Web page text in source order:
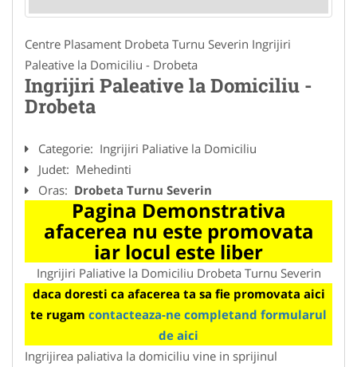
Centre Plasament Drobeta Turnu Severin Ingrijiri
Paleative la Domiciliu - Drobeta
Ingrijiri Paleative la Domiciliu -
Drobeta
Categorie: Ingrijiri Paliative la Domiciliu
Judet: Mehedinti
Oras: Drobeta Turnu Severin
Pagina Demonstrativa
afacerea nu este promovata
iar locul este liber
Ingrijiri Paliative la Domiciliu Drobeta Turnu Severin
daca doresti ca afacerea ta sa fie promovata aici
te rugam contacteaza-ne completand formularul
de aici
Ingrijirea paliativa la domiciliu vine in sprijinul